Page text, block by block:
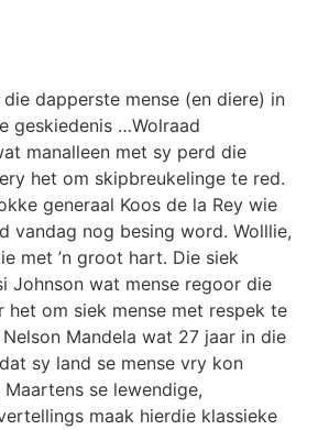
dapperste mense (en diere) in
geskiedenis …Wolraad
manalleen met sy perd die
het om skipbreukelinge te red.
generaal Koos de la Rey wie
vandag nog besing word. Wolllie,
met ’n groot hart. Die siek
Johnson wat mense regoor die
het om siek mense met respek te
Nelson Mandela wat 27 jaar in die
sy land se mense vry kon
Maartens se lewendige,
maak hierdie klassieke